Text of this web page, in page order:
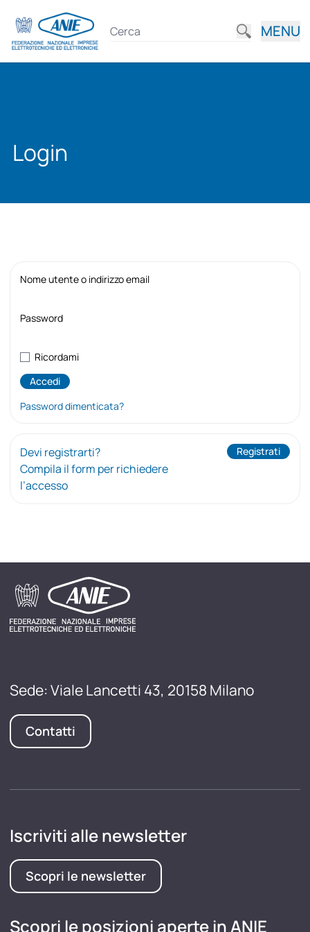
MENU
Login
Nome utente o indirizzo email
Password
Ricordami
Password dimenticata?
Devi registrarti?
Compila il form per richiedere
l’accesso
Registrati
Sede: Viale Lancetti 43, 20158 Milano
Contatti
Iscriviti alle newsletter
Scopri le newsletter
Scopri le posizioni aperte in ANIE